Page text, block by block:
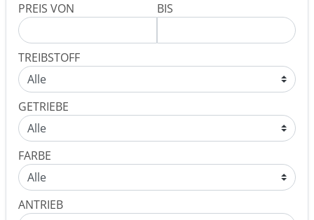
PREIS VON BIS
TREIBSTOFF
GETRIEBE
FARBE
ANTRIEB